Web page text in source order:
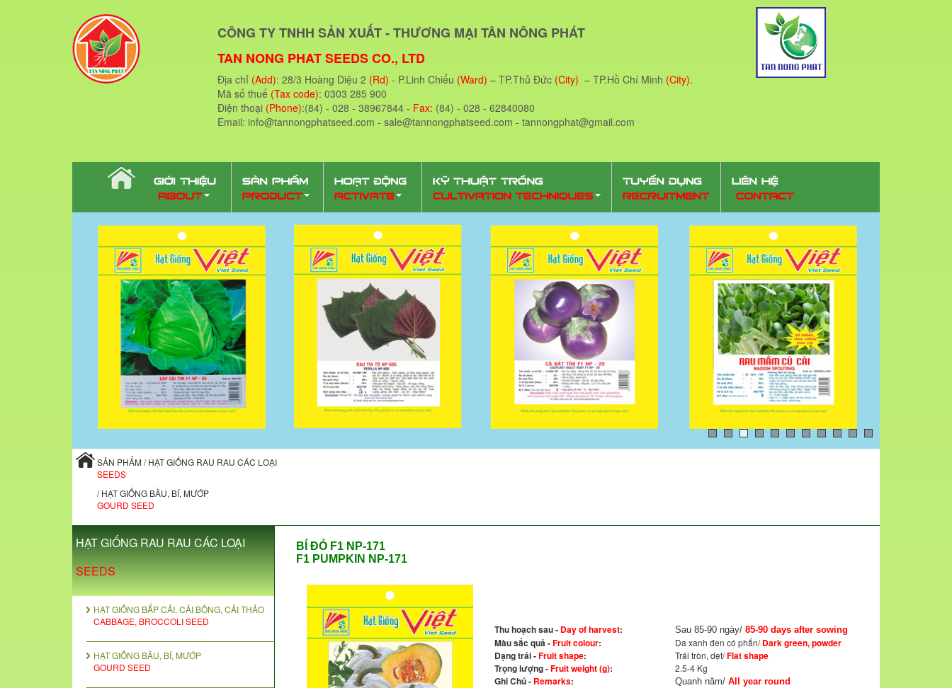
CÔNG TY TNHH SẢN XUẤT - THƯƠNG MẠI TÂN NÔNG PHÁT
TAN NONG PHAT SEEDS CO., LTD
Địa chỉ (Add): 28/3 Hoàng Diệu 2 (Rd) - P.Linh Chiểu (Ward) – TP.Thủ Đức (City) – TP.Hồ Chí Minh (City).
Mã số thuế (Tax code): 0303 285 900
Điện thoại (Phone):(84) - 028 - 38967844 - Fax: (84) - 028 - 62840080
Email: info@tannongphatseed.com - sale@tannongphatseed.com - tannongphat@gmail.com
SẢN PHẨM / HẠT GIỐNG RAU RAU CÁC LOẠI
SEEDS
/ HẠT GIỐNG BẦU, BÍ, MƯỚP
GOURD SEED
HẠT GIỐNG RAU RAU CÁC LOẠI
SEEDS
HẠT GIỐNG BẮP CẢI, CẢI BÔNG, CẢI THẢO
CABBAGE, BROCCOLI SEED
HẠT GIỐNG BẦU, BÍ, MƯỚP
GOURD SEED
BÍ ĐỎ F1 NP-171
F1 PUMPKIN NP-171
Thu hoạch sau - Day of harvest: Sau 85-90 ngày/ 85-90 days after sowing
Màu sắc quả -Fruit colour: Da xanh đen có phấn/Dark green, powder
Dạng trái -Fruit shape: Trái tròn, dẹt/Flat shape
Trọng lượng -Fruit weight (g): 2.5-4 Kg
Ghi Chú - Remarks: Quanh năm/ All year round